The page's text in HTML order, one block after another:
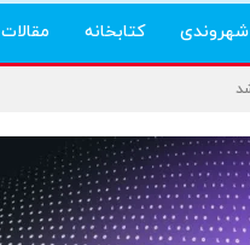
کتابخانه مقالات